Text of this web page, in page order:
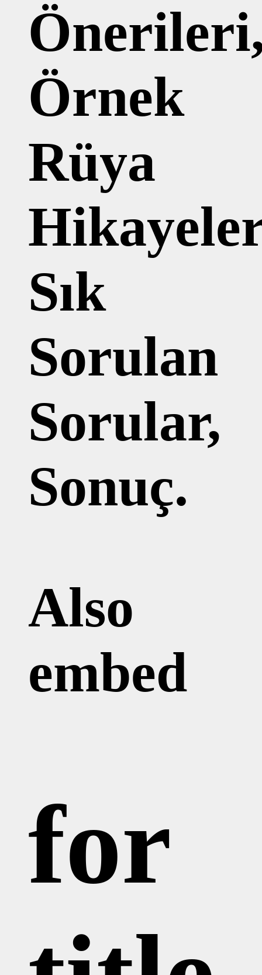
Örnek
Rüya
Sık
Sorulan
Sorular,
Sonuç.
Also
embed
for